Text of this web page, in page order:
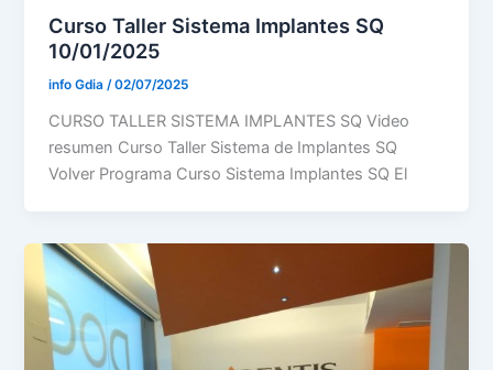
Curso Taller Sistema Implantes SQ
10/01/2025
info Gdia/02/07/2025
CURSO TALLER SISTEMA IMPLANTES SQ Video
resumen Curso Taller Sistema de Implantes SQ
Volver Programa Curso Sistema Implantes SQ El